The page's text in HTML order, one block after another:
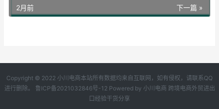
下一篇 »
2月前
Copyright © 2022 小川电商本站所有数据均来自互联网，如有侵权，请联系QQ
进行删除。 鲁ICP备2021032846号-12 Powered by 小川电商 跨境电商外贸进出
口经验干货分享